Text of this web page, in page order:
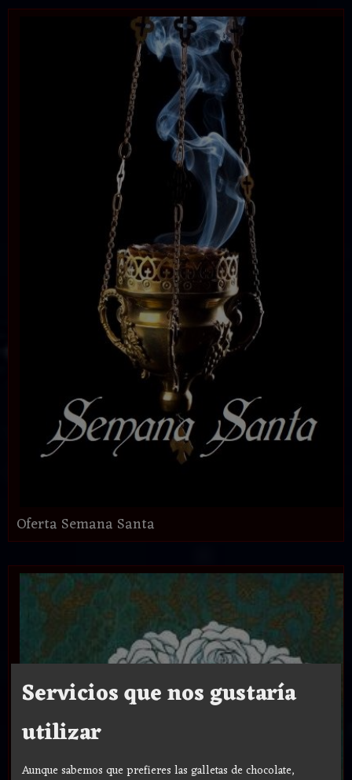
Oferta Semana Santa
Servicios que nos gustaría
utilizar
Aunque sabemos que prefieres las galletas de chocolate,